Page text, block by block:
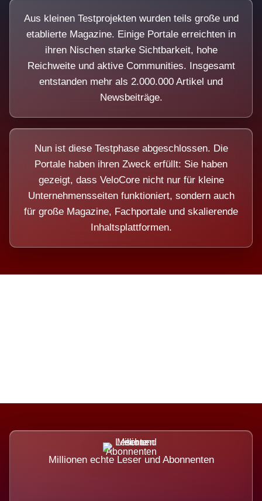
Aus kleinen Testprojekten wurden teils große und
etablierte Magazine. Einige Portale erreichten in
ihren Nischen starke Sichtbarkeit, hohe
Reichweite und aktive Communities. Insgesamt
entstanden mehr als 2.000.000 Artikel und
Newsbeiträge.
Nun ist diese Testphase abgeschlossen. Die
Portale haben ihren Zweck erfüllt: Sie haben
gezeigt, dass VeloCore nicht nur für kleine
Unternehmensseiten funktioniert, sondern auch
für große Magazine, Fachportale und skalierende
Inhaltsplattformen.
Millionen echte Leser und Abonnenten